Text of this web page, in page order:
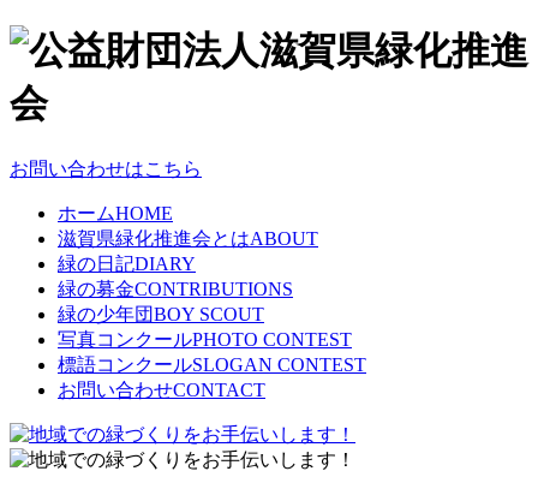
お問い合わせはこちら
ホームHOME
滋賀県緑化推進会とはABOUT
緑の日記DIARY
緑の募金CONTRIBUTIONS
緑の少年団BOY SCOUT
写真コンクールPHOTO CONTEST
標語コンクールSLOGAN CONTEST
お問い合わせCONTACT